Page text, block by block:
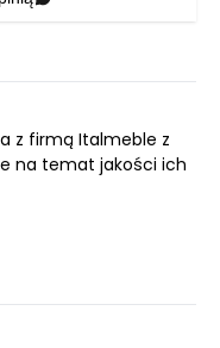
z firmą Italmeble z
na temat jakości ich